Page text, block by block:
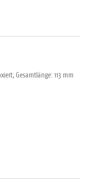
Gesamtlänge: 113 mm